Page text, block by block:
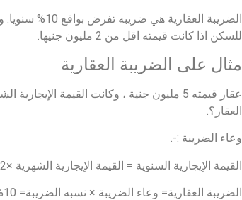
للسكن اذا كانت قيمته اقل من 2 مليون جنيها.
مثال على الضريبة العقارية
العقار؟.
وعاء الضريبة :-.
القيمة الإيجارية السنوية = القيمة الإيجارية الشهرية ×12=15000×12=180000جنيه.
الضريبة العقارية= وعاء الضريبة × نسبه الضريبة= 10%×180000= 18000ج.